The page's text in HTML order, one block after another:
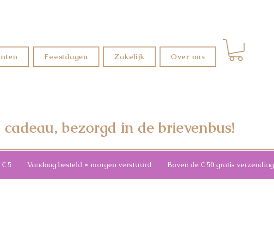
Feestdagen Zakelijk Over ons
bezorgd in de brievenbus!
€ 5 Vandaag besteld = morgen verstuurd Boven de € 50 gratis verzending